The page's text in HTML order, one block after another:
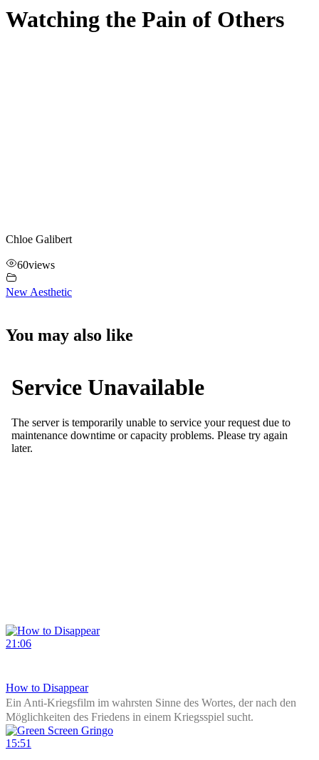
Search
Wat­ching the Pain of Others
Chloe Gali­bert
60views
New Aes­the­tic
You may also like
21:06
How to Dis­ap­pear
Ein Anti-Kriegs­film im wahrs­ten Sin­ne des Wor­tes, der nach den
Mög­lich­kei­ten des Frie­dens in einem Kriegs­spiel sucht.
15:51